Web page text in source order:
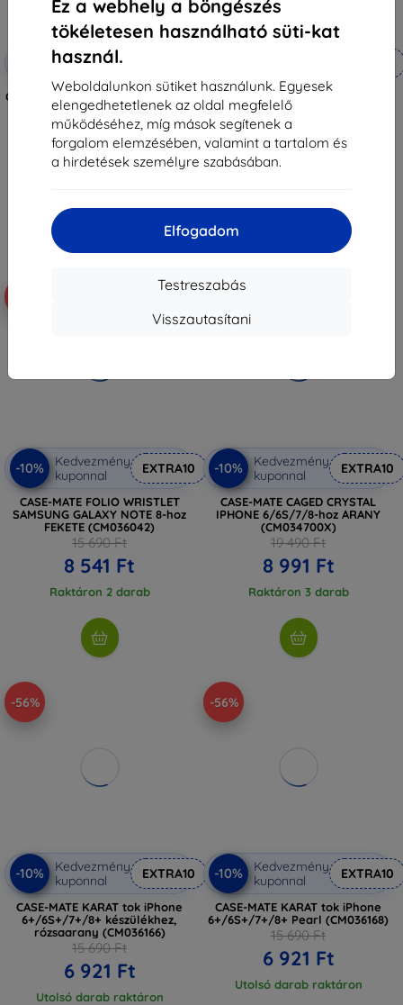
Ez a webhely a böngészés
tökéletesen használható süti-kat
használ.
Weboldalunkon sütiket használunk. Egyesek
elengedhetetlenek az oldal megfelelő
működéséhez, míg mások segítenek a
forgalom elemzésében, valamint a tartalom és
a hirdetések személyre szabásában.
Elfogadom
Testreszabás
Visszautasítani
Kedvezmény
CASE-MATE, BARELY THERE FOLIO
Cardinal, Iphone Xs Max
(CM037992)
15 690 Ft
3 591 Ft
CASE-MATE KARAT Samsung
Galaxy S8+ Pearl számára
15 690 Ft
6 921 Ft
-10%
Kedvezmény
kuponnal
EXTRA10
CASE-MATE FOLIO WRISTLET
SAMSUNG GALAXY NOTE 8-hoz
FEKETE (CM036042)
15 690 Ft
8 541 Ft
Raktáron 2 darab
-10%
Kedvezmény
kuponnal
EXTRA10
CASE-MATE CAGED CRYSTAL
IPHONE 6/6S/7/8-hoz ARANY
(CM034700X)
19 490 Ft
8 991 Ft
Raktáron 3 darab
-56%
-10%
Kedvezmény
kuponnal
EXTRA10
CASE-MATE KARAT tok iPhone
6+/6S+/7+/8+ készülékhez,
rózsaarany (CM036166)
15 690 Ft
6 921 Ft
Utolsó darab raktáron
-56%
-10%
Kedvezmény
kuponnal
EXTRA10
CASE-MATE KARAT tok iPhone
6+/6S+/7+/8+ Pearl (CM036168)
15 690 Ft
6 921 Ft
Utolsó darab raktáron